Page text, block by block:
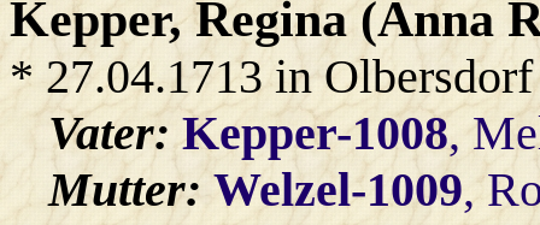
Kepper, Regina (Anna
* 27.04.1713 in Olbersdorf
Vater:Kepper-1008,
Mutter: Welzel-1009,